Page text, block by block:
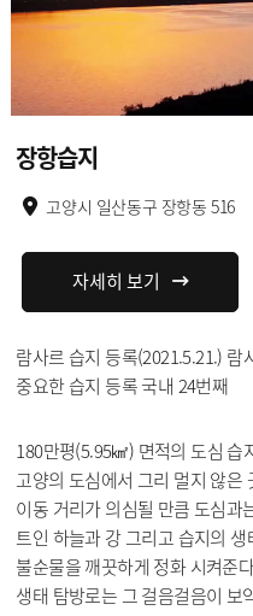
장항습지
고양시 일산동구 장항동 516
자세히 보기
람사르 습지 등록(2021.5.21.)
중요한 습지 등록 국내 24번째
180만평(5.95㎢) 면적의 도심 습
고양의 도심에서 그리 멀지 않은
이동 거리가 의심될 만큼 도심과
트인 하늘과 강 그리고 습지의
불순물을 깨끗하게 정화 시켜준
생태 탐방로는 그 걸음걸음이 보